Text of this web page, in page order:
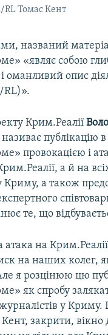
RL Томас Кент
названий
«являє собою
оманливий опис
RL)».
Крим.Реалії
публікацію в
провокацією і
а й на
Криму, а також
те, що
на
на наших колег,
я розцінюю цю
як спробу
у Криму.
закрити, вікно